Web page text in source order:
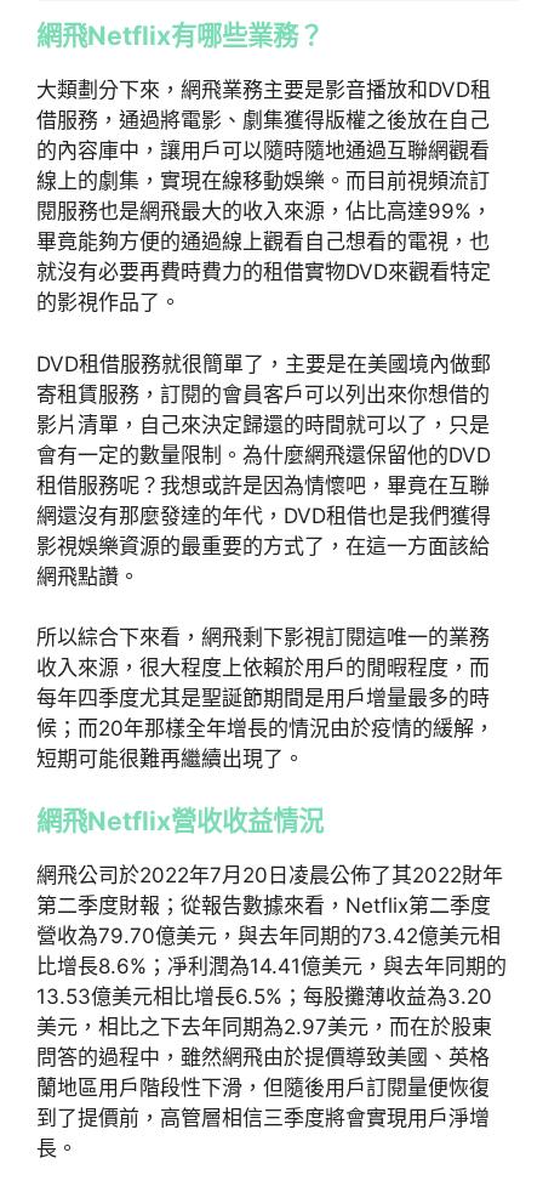
網飛Netflix有哪些業務？
大類劃分下來，網飛業務主要是影音播放和DVD租
借服務，通過將電影、劇集獲得版權之後放在自己
的內容庫中，讓用戶可以隨時隨地通過互聯網觀看
線上的劇集，實現在線移動娛樂。而目前視頻流訂
閱服務也是網飛最大的收入來源，佔比高達99%，
畢竟能夠方便的通過線上觀看自己想看的電視，也
就沒有必要再費時費力的租借實物DVD來觀看特定
的影視作品了。
DVD租借服務就很簡單了，主要是在美國境內做郵
寄租賃服務，訂閱的會員客戶可以列出來你想借的
影片清單，自己來決定歸還的時間就可以了，只是
會有一定的數量限制。為什麼網飛還保留他的DVD
租借服務呢？我想或許是因為情懷吧，畢竟在互聯
網還沒有那麼發達的年代，DVD租借也是我們獲得
影視娛樂資源的最重要的方式了，在這一方面該給
網飛點讚。
所以綜合下來看，網飛剩下影視訂閱這唯一的業務
收入來源，很大程度上依賴於用戶的閒暇程度，而
每年四季度尤其是聖誕節期間是用戶增量最多的時
候；而20年那樣全年增長的情況由於疫情的緩解，
短期可能很難再繼續出現了。
網飛Netflix營收收益情況
網飛公司於2022年7月20日凌晨公佈了其2022財年
第二季度財報；從報告數據來看，Netflix第二季度
營收為79.70億美元，與去年同期的73.42億美元相
比增長8.6%；凈利潤為14.41億美元，與去年同期的
13.53億美元相比增長6.5%；每股攤薄收益為3.20
美元，相比之下去年同期為2.97美元，而在於股東
問答的過程中，雖然網飛由於提價導致美國、英格
蘭地區用戶階段性下滑，但隨後用戶訂閱量便恢復
到了提價前，高管層相信三季度將會實現用戶淨增
長。